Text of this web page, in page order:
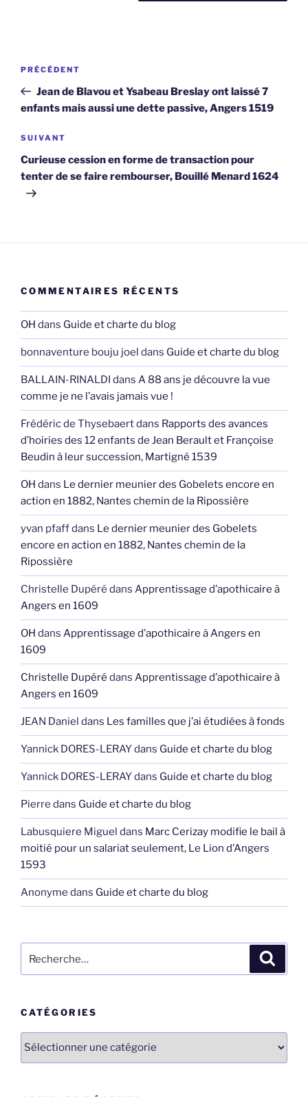
Navigation
l’article
Article
précédent
PRÉCÉDENT
Jean de Blavou et Ysabeau Breslay ont laissé 7
enfants mais aussi une dette passive, Angers 1519
Article
suivant
SUIVANT
Curieuse cession en forme de transaction pour
tenter de se faire rembourser, Bouillé Menard 1624
COMMENTAIRES RÉCENTS
OH dans Guide et charte du blog
bonnaventure bouju joel dans Guide et charte du blog
BALLAIN-RINALDI dans A 88 ans je découvre la vue
comme je ne l’avais jamais vue !
Frédéric de Thysebaertdans Rapports des avances
d’hoiries des 12 enfants de Jean Berault et Françoise
Beudin à leur succession, Martigné 1539
OH dans Le dernier meunier des Gobelets encore en
action en 1882, Nantes chemin de la Ripossière
yvan pfaffdans Le dernier meunier des Gobelets
encore en action en 1882, Nantes chemin de la
Ripossière
Christelle Dupéré dans Apprentissage d’apothicaire à
Angers en 1609
OH dans Apprentissage d’apothicaire à Angers en
1609
Christelle Dupéré dans Apprentissage d’apothicaire à
Angers en 1609
JEAN Daniel dans Les familles que j’ai étudiées à fonds
Yannick DORES-LERAYdans Guide et charte du blog
Yannick DORES-LERAYdans Guide et charte du blog
Pierre dans Guide et charte du blog
Labusquiere Miguel dans Marc Cerizay modifie le bail à
moitié pour un salariat seulement, Le Lion d’Angers
1593
Anonyme dans Guide et charte du blog
pour
CATÉGORIES
Catégories